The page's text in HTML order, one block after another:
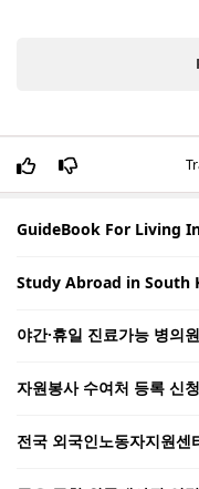
GuideBook For Living
Study Abroad in South
야간·휴일 진료가능 병의
자원봉사 수여처 등록 신
전국 외국인노동자지원센